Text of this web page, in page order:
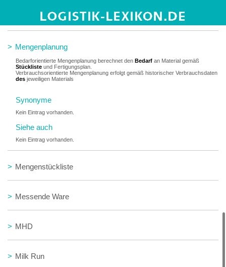
Meldebestand
> Mengenplanung
Bedarforientierte Mengenplanung berechnet den Bedarf an Material gemäß
Stückliste und Fertigungsplan.
Verbrauchsorientierte Mengenplanung erfolgt gemäß historischer Verbrauchsdaten
des jeweiligen Materials
Synonyme
Kein Eintrag vorhanden.
Siehe auch
Kein Eintrag vorhanden.
> Mengenstückliste
> Messende Ware
> MHD
> Milk Run